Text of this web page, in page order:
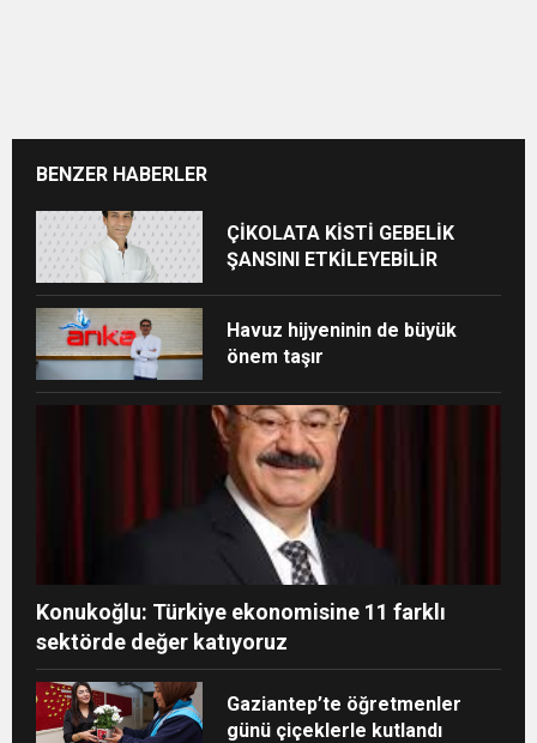
BENZER HABERLER
ÇİKOLATA KİSTİ GEBELİK
ŞANSINI ETKİLEYEBİLİR
Havuz hijyeninin de büyük
önem taşır
Konukoğlu: Türkiye ekonomisine 11 farklı
sektörde değer katıyoruz
Gaziantep’te öğretmenler
günü çiçeklerle kutlandı